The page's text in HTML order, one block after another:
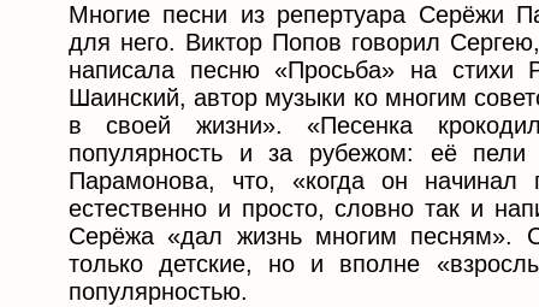
Многие песни из репертуара Серёжи
для него. Виктор Попов говорил
написала песню «Просьба» на стихи
Шаинский, автор музыки ко многим
в своей жизни». «Песенка
популярность и за рубежом: её
Парамонова, что, «когда он начинал
естественно и просто, словно так и
Серёжа «дал жизнь многим песням».
только детские, но и вполне
популярностью.